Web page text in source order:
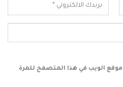
الويب في هذا المتصفح للمرة